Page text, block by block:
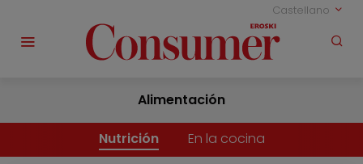
Castellano
Alimentación
Nutrición En la cocina